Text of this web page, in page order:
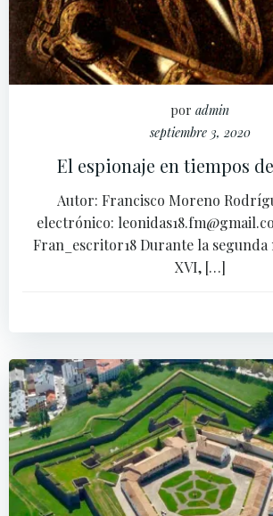
por admin
septiembre 3, 2020
El espionaje en tiempos
Autor: Francisco Moreno
electrónico:
Fran_escritor18 Durante la
XVI, […]